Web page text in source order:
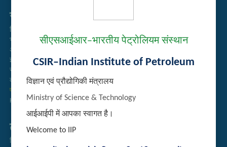
सीएसआईआर–भारतीय पेट्रोलियम संस्थान
CSIR–Indian Institute of Petroleum
विज्ञान एवं प्रौद्योगिकी मंत्रालय
Ministry of Science & Technology
आईआईपी में आपका स्वागत है।
Welcome to IIP
सम्बद्ध लिंक्स
निविदा प्रबंधन
भर्ती
अतिथि गृह आरक्षण
इंट्रानेट
संग्रह
कर्मचारी खोज
प्रौद्योगिकी ब्रोशर
Handling of Complaints of Sexual Harassment
तुरत लिंक्स
निदेशिका